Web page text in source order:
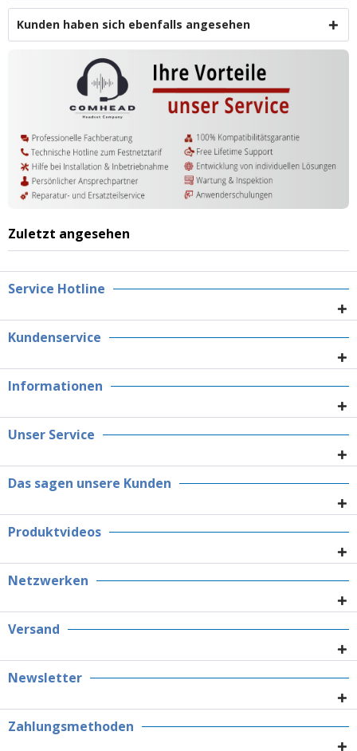
Kunden haben sich ebenfalls angesehen
Zuletzt angesehen
Service Hotline
Kundenservice
Informationen
Unser Service
Das sagen unsere Kunden
Produktvideos
Netzwerken
Versand
Newsletter
Zahlungsmethoden